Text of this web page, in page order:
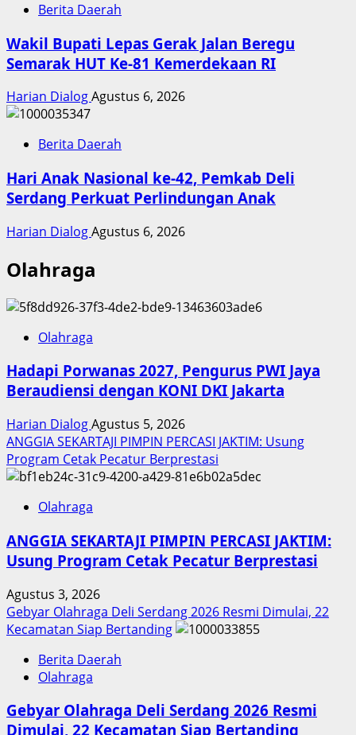
Berita Daerah
Wakil Bupati Lepas Gerak Jalan Beregu
Semarak HUT Ke-81 Kemerdekaan RI
Harian DialogAgustus 6, 2026
Berita Daerah
Hari Anak Nasional ke-42, Pemkab Deli
Serdang Perkuat Perlindungan Anak
Harian DialogAgustus 6, 2026
Olahraga
Olahraga
Hadapi Porwanas 2027, Pengurus PWI Jaya
Beraudiensi dengan KONI DKI Jakarta
Harian DialogAgustus 5, 2026
ANGGIA SEKARTAJI PIMPIN PERCASI JAKTIM: Usung
Program Cetak Pecatur Berprestasi
Olahraga
ANGGIA SEKARTAJI PIMPIN PERCASI JAKTIM:
Usung Program Cetak Pecatur Berprestasi
Agustus 3, 2026
Gebyar Olahraga Deli Serdang 2026 Resmi Dimulai, 22
Kecamatan Siap Bertanding
Berita Daerah
Olahraga
Gebyar Olahraga Deli Serdang 2026 Resmi
Dimulai, 22 Kecamatan Siap Bertanding